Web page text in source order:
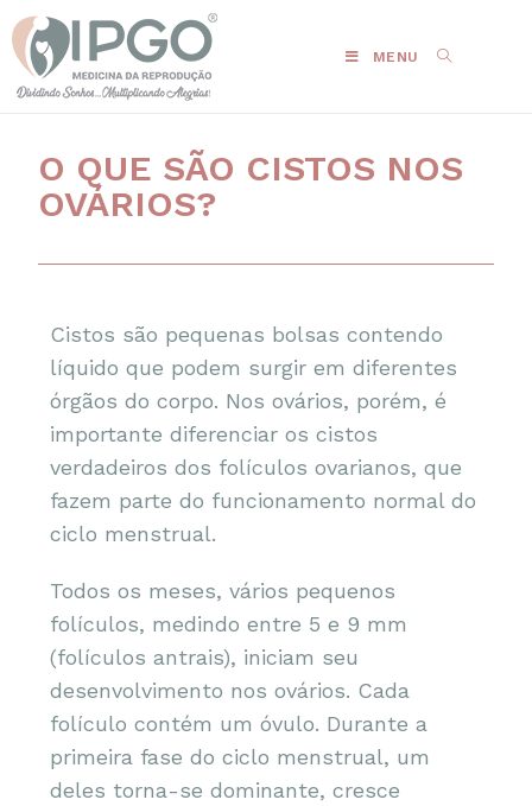
MENU
O QUE SÃO CISTOS NOS
OVÁRIOS?
Cistos são pequenas bolsas contendo
líquido que podem surgir em diferentes
órgãos do corpo. Nos ovários, porém, é
importante diferenciar os cistos
verdadeiros dos folículos ovarianos, que
fazem parte do funcionamento normal do
ciclo menstrual.
Todos os meses, vários pequenos
folículos, medindo entre 5 e 9 mm
(folículos antrais), iniciam seu
desenvolvimento nos ovários. Cada
folículo contém um óvulo. Durante a
primeira fase do ciclo menstrual, um
deles torna-se dominante, cresce